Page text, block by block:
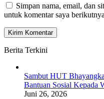
Simpan nama, email, dan
untuk komentar saya
Berita Terkini
Sambut HUT
Bantuan Sosial Kepada
Juni 26, 2026